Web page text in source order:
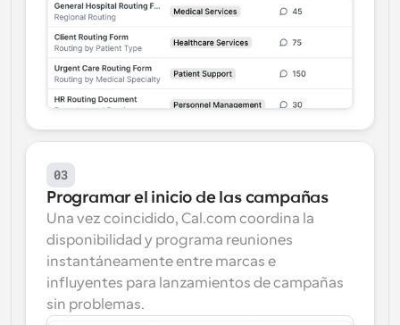
03
Programar el inicio de las campañas
Una vez coincidido, Cal.com coordina la
disponibilidad y programa reuniones
instantáneamente entre marcas e
influyentes para lanzamientos de campañas
sin problemas.